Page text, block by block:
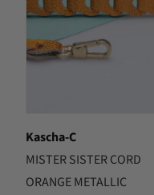
Kascha-C
MISTER SISTER CORD
ORANGE METALLIC